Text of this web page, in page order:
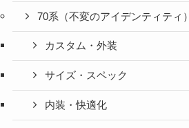
70系（不変のアイデンティティ）
カスタム・外装
サイズ・スペック
内装・快適化